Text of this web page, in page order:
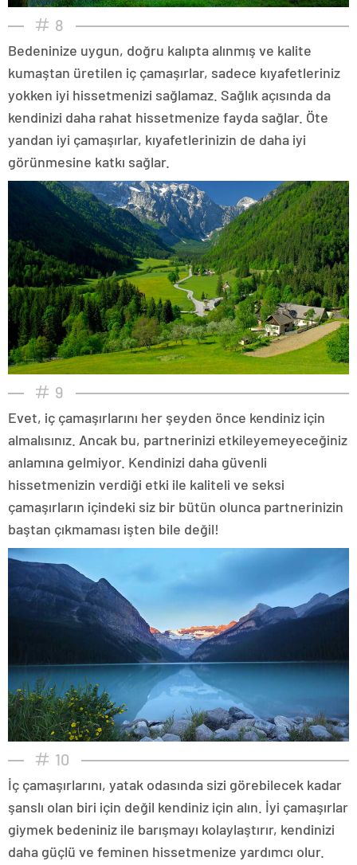
8
Bedeninize uygun, doğru kalıpta alınmış ve kalite
kumaştan üretilen iç çamaşırlar, sadece kıyafetleriniz
yokken iyi hissetmenizi sağlamaz. Sağlık açısında da
kendinizi daha rahat hissetmenize fayda sağlar. Öte
yandan iyi çamaşırlar, kıyafetlerinizin de daha iyi
görünmesine katkı sağlar.
9
Evet, iç çamaşırlarını her şeyden önce kendiniz için
almalısınız. Ancak bu, partnerinizi etkileyemeyeceğiniz
anlamına gelmiyor. Kendinizi daha güvenli
hissetmenizin verdiği etki ile kaliteli ve seksi
çamaşırların içindeki siz bir bütün olunca partnerinizin
baştan çıkmaması işten bile değil!
10
İç çamaşırlarını, yatak odasında sizi görebilecek kadar
şanslı olan biri için değil kendiniz için alın. İyi çamaşırlar
giymek bedeniniz ile barışmayı kolaylaştırır, kendinizi
daha güçlü ve feminen hissetmenize yardımcı olur.